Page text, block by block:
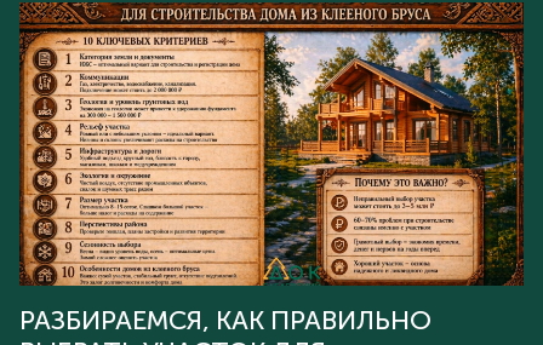
РАЗБИРАЕМСЯ, КАК ПРАВИЛЬНО